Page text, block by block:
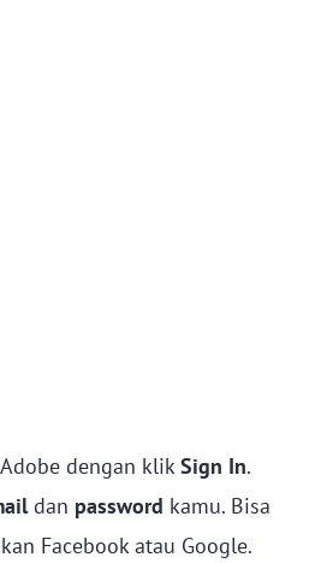
dengan klikSign In.
dan password kamu. Bisa
Facebook atau Google.